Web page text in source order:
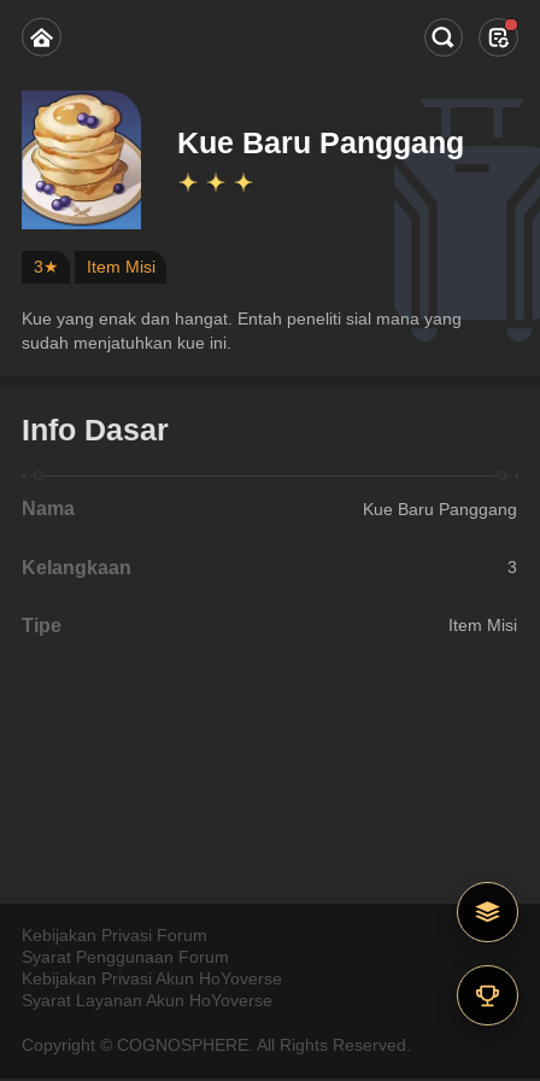
Kue Baru Panggang
3★ Item Misi
Kue yang enak dan hangat. Entah peneliti sial mana yang
sudah menjatuhkan kue ini.
Info Dasar
Nama Kue Baru Panggang
Kelangkaan 3
Tipe Item Misi
Kebijakan Privasi Forum
Syarat Penggunaan Forum
Kebijakan Privasi Akun HoYoverse
Syarat Layanan Akun HoYoverse
Copyright © COGNOSPHERE. All Rights Reserved.